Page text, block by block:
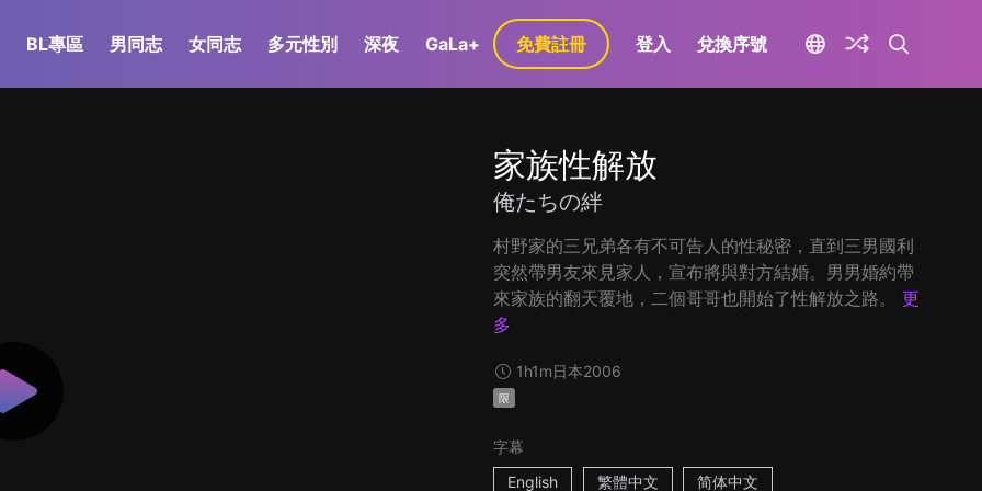
BL專區 男同志 女同志 多元性別 深夜 GaLa+ 免費註冊 登入 兌換序號
家族性解放
俺たちの絆
村野家的三兄弟各有不可告人的性秘密，直到三男國利
突然帶男友來見家人，宣布將與對方結婚。男男婚約帶
來家族的翻天覆地，二個哥哥也開始了性解放之路。
更
多
1h1m日本2006
限
字幕
English
繁體中文 简体中文